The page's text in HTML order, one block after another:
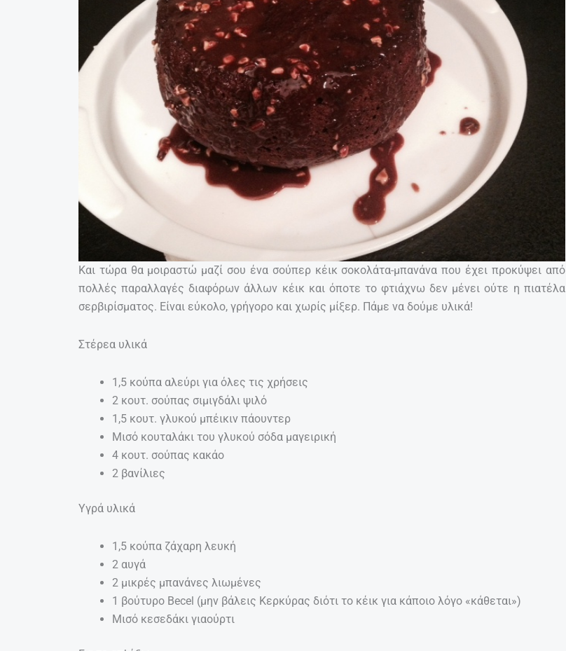
Και τώρα θα μοιραστώ μαζί σου ένα σούπερ κέικ σοκολάτα-μπανάνα που έχει προκύψει από
πολλές παραλλαγές διαφόρων άλλων κέικ και όποτε το φτιάχνω δεν μένει ούτε η πιατέλα
σερβιρίσματος. Είναι εύκολο, γρήγορο και χωρίς μίξερ. Πάμε να δούμε υλικά!
Στέρεα υλικά
1,5 κούπα αλεύρι για όλες τις χρήσεις
2 κουτ. σούπας σιμιγδάλι ψιλό
1,5 κουτ. γλυκού μπέικιν πάουντερ
Μισό κουταλάκι του γλυκού σόδα μαγειρική
4 κουτ. σούπας κακάο
2 βανίλιες
Υγρά υλικά
1,5 κούπα ζάχαρη λευκή
2 αυγά
2 μικρές μπανάνες λιωμένες
1 βούτυρο Becel (μην βάλεις Κερκύρας διότι το κέικ για κάποιο λόγο «κάθεται»)
Μισό κεσεδάκι γιαούρτι